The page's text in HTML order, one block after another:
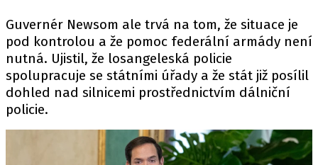
Guvernér Newsom ale trvá na tom, že situace je
pod kontrolou a že pomoc federální armády není
nutná. Ujistil, že losangeleská policie
spolupracuje se státními úřady a že stát již posílil
dohled nad silnicemi prostřednictvím dálniční
policie.